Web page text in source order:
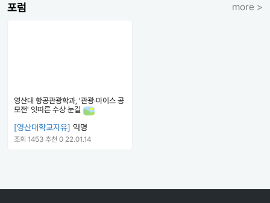
포럼 more >
영산대 항공관광학과, '관광‧마이스 공
모전' 잇따른 수상 눈길
[영산대학교자유] 익명
조회 1453 추천 0 22.01.14